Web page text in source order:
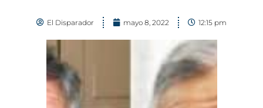
El Disparador mayo 8, 2022 12:15 pm